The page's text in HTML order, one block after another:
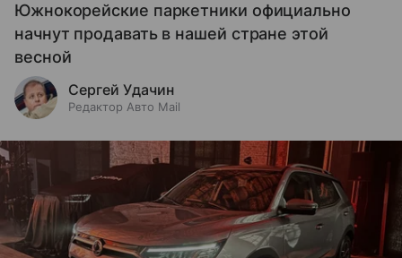
Южнокорейские паркетники официально
начнут продавать в нашей стране этой
весной
Сергей Удачин
Редактор Авто Mail